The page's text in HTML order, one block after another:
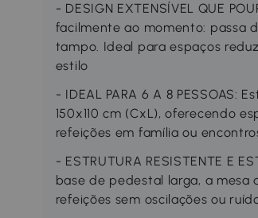
- DESIGN EXTENSÍVEL QUE
facilmente ao momento: passa
tampo. Ideal para espaços
estilo
- IDEAL PARA 6 A 8 PESSOAS:
150x110 cm (CxL), oferecendo
refeições em família ou
- ESTRUTURA RESISTENTE E
base de pedestal larga, a
refeições sem oscilações ou